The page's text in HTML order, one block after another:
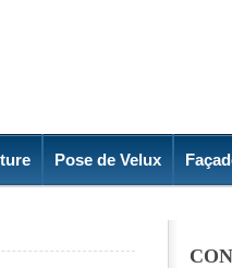
Pose de Velux